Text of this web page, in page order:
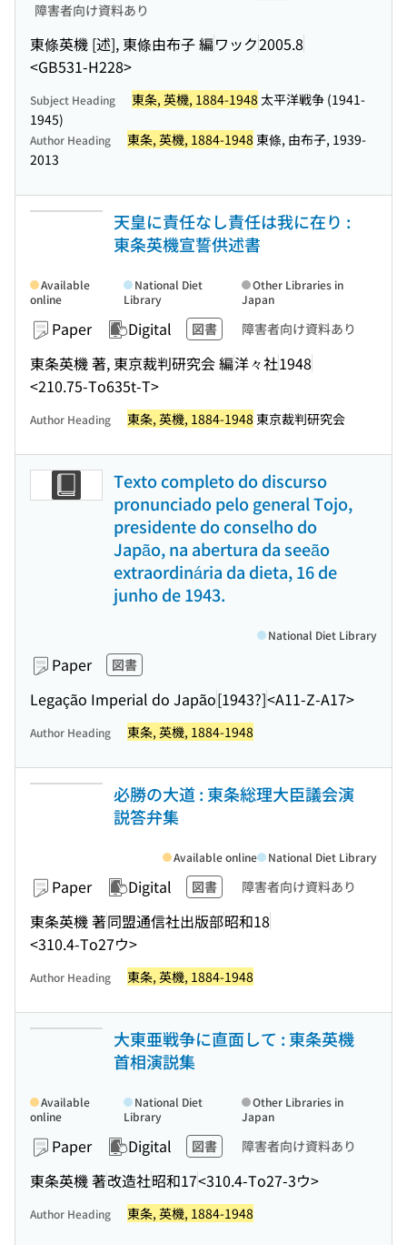
障害者向け資料あり
東條英機 [述], 東條由布子 編ワック2005.8
<GB531-H228>
Subject Heading 東条, 英機, 1884-1948 太平洋戦争 (1941-
1945)
Author Heading 東条, 英機, 1884-1948 東條, 由布子, 1939-
2013
天皇に責任なし責任は我に在り :
東条英機宣誓供述書
Paper Digital 図書 障害者向け資料あり
東条英機 著, 東京裁判研究会 編洋々社1948
<210.75-To635t-T>
Available
online
National Diet
Library
Other Libraries in
Japan
Author Heading 東条, 英機, 1884-1948 東京裁判研究会
Texto completo do discurso
pronunciado pelo general Tojo,
presidente do conselho do
Japão, na abertura da seeão
extraordinária da dieta, 16 de
junho de 1943.
Paper 図書
Legação Imperial do Japão[1943?]<A11-Z-A17>
National Diet Library
Author Heading 東条, 英機, 1884-1948
必勝の大道 : 東条総理大臣議会演
説答弁集
Paper Digital 図書 障害者向け資料あり
東条英機 著同盟通信社出版部昭和18
<310.4-To27ウ>
Available online National Diet Library
Author Heading 東条, 英機, 1884-1948
大東亜戦争に直面して : 東条英機
首相演説集
Paper Digital 図書 障害者向け資料あり
東条英機 著改造社昭和17<310.4-To27-3ウ>
Available
online
National Diet
Library
Other Libraries in
Japan
Author Heading 東条, 英機, 1884-1948